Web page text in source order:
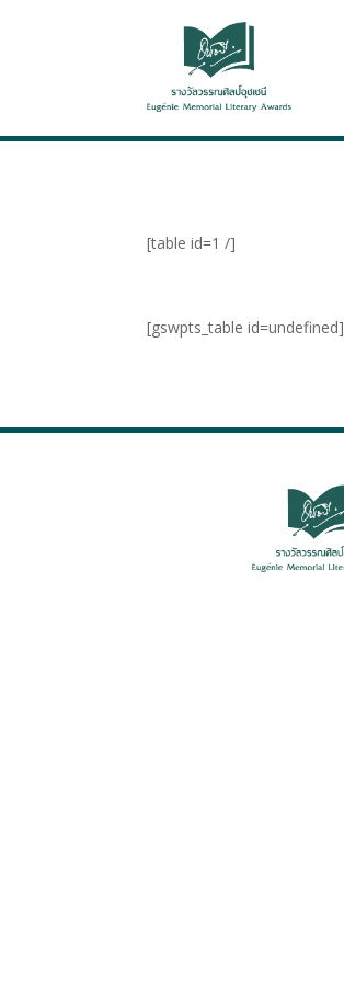
[table id=1 /]
[gswpts_table id=undefined]